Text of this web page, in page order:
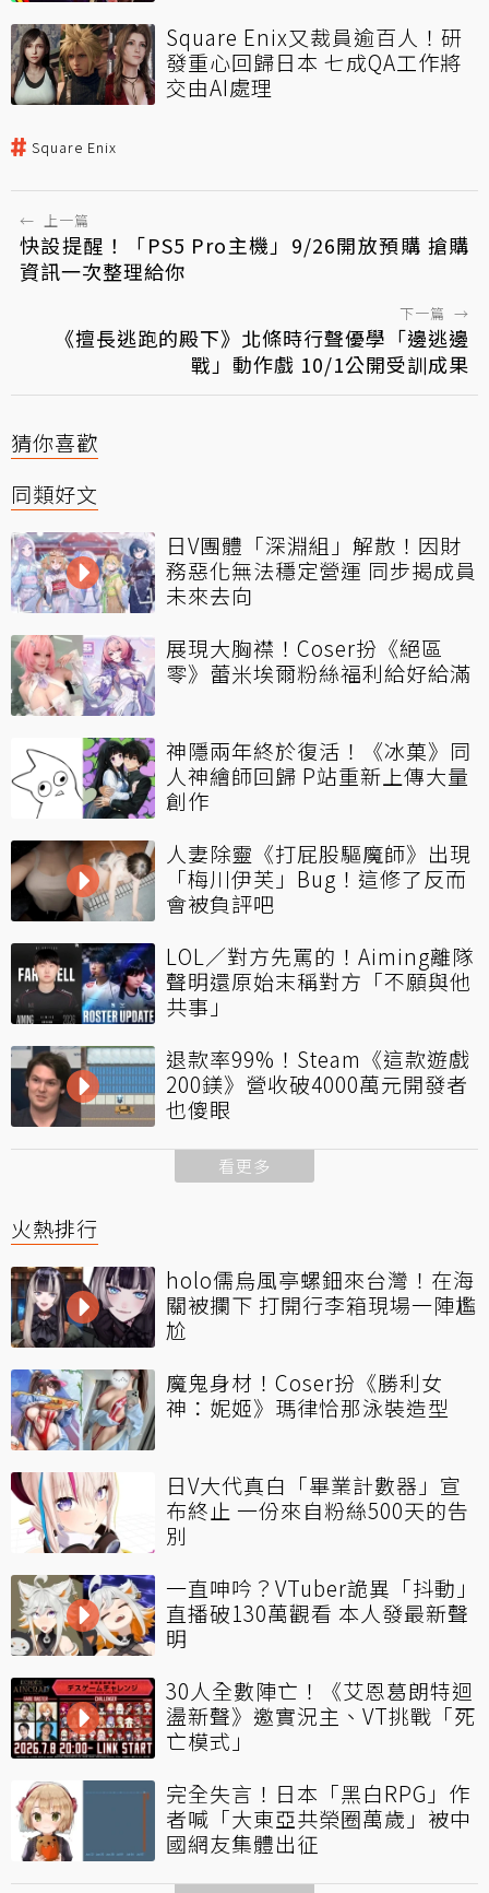
Square Enix又裁員逾百人！研
發重心回歸日本 七成QA工作將
交由AI處理
Square Enix
← 上一篇
快設提醒！「PS5 Pro主機」9/26開放預購 搶購
資訊一次整理給你
下一篇 →
《擅長逃跑的殿下》北條時行聲優學「邊逃邊
戰」動作戲 10/1公開受訓成果
猜你喜歡
同類好文
日V團體「深淵組」解散！因財
務惡化無法穩定營運 同步揭成員
未來去向
展現大胸襟！Coser扮《絕區
零》蕾米埃爾粉絲福利給好給滿
神隱兩年終於復活！《冰菓》同
人神繪師回歸 P站重新上傳大量
創作
人妻除靈《打屁股驅魔師》出現
「梅川伊芙」Bug！這修了反而
會被負評吧
LOL／對方先罵的！Aiming離隊
聲明還原始末稱對方「不願與他
共事」
退款率99%！Steam《這款遊戲
200鎂》營收破4000萬元開發者
也傻眼
看更多
火熱排行
holo儒烏風亭螺鈿來台灣！在海
關被攔下 打開行李箱現場一陣尷
尬
魔鬼身材！Coser扮《勝利女
神：妮姬》瑪律恰那泳裝造型
日V大代真白「畢業計數器」宣
布終止 一份來自粉絲500天的告
別
一直呻吟？VTuber詭異「抖動」
直播破130萬觀看 本人發最新聲
明
30人全數陣亡！《艾恩葛朗特迴
盪新聲》邀實況主、VT挑戰「死
亡模式」
完全失言！日本「黑白RPG」作
者喊「大東亞共榮圈萬歲」被中
國網友集體出征